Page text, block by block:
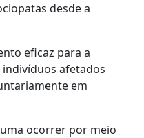
desde a
eficaz para a
afetados
em
ocorrer por meio